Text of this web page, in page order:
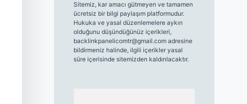
Sitemiz, kar amacı gütmeyen ve tamamen
ücretsiz bir bilgi paylaşım platformudur.
Hukuka ve yasal düzenlemelere aykırı
olduğunu düşündüğünüz içerikleri,
backlinkpanelicomtr@gmail.comadresine
bildirmeniz halinde, ilgili içerikler yasal
süre içerisinde sitemizden kaldırılacaktır.